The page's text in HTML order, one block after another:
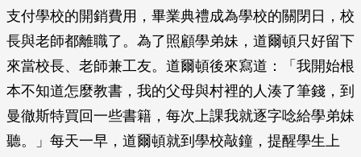
支付學校的開銷費用，畢業典禮成為學校的關閉日，校
長與老師都離職了。為了照顧學弟妹，道爾頓只好留下
來當校長、老師兼工友。道爾頓後來寫道：「我開始根
本不知道怎麼教書，我的父母與村裡的人湊了筆錢，到
曼徹斯特買回一些書籍，每次上課我就逐字唸給學弟妹
聽。」每天一早，道爾頓就到學校敲鐘，提醒學生上